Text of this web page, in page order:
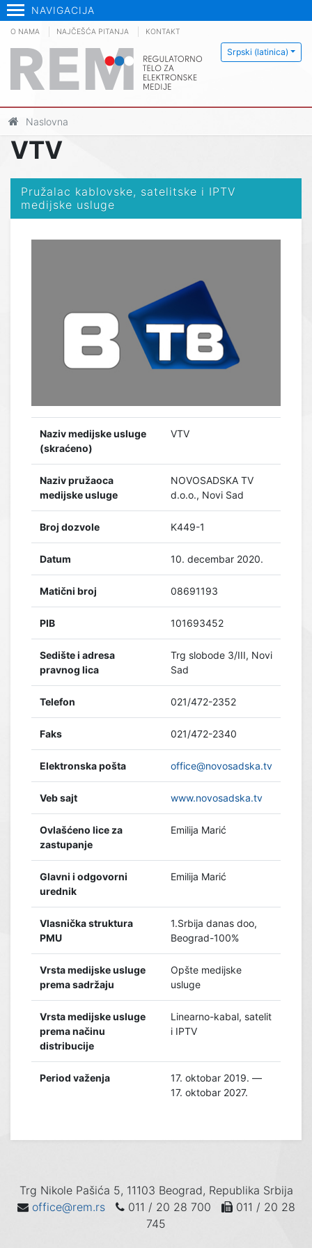
NAVIGACIJA
Srpski (latinica)
O NAMA NAJČEŠĆA PITANJA KONTAKT
Naslovna
VTV
Pružalac kablovske, satelitske i IPTV
medijske usluge
Naziv medijske usluge
(skraćeno)
VTV
Naziv pružaoca
medijske usluge
NOVOSADSKA TV
d.o.o., Novi Sad
Broj dozvole K449-1
Datum 10. decembar 2020.
Matični broj 08691193
PIB 101693452
Sedište i adresa
pravnog lica
Trg slobode 3/III, Novi
Sad
Telefon 021/472-2352
Faks 021/472-2340
Elektronska pošta office@novosadska.tv
Veb sajt www.novosadska.tv
Ovlašćeno lice za
zastupanje
Emilija Marić
Glavni i odgovorni
urednik
Emilija Marić
Vlasnička struktura
PMU
1.Srbija danas doo,
Beograd-100%
Vrsta medijske usluge
prema sadržaju
Opšte medijske
usluge
Vrsta medijske usluge
prema načinu
distribucije
Linearno-kabal, satelit
i IPTV
Period važenja
17. oktobar 2019. —
17. oktobar 2027.
Trg Nikole Pašića 5, 11103 Beograd, Republika Srbija
office@rem.rs
011 / 20 28 700
011 / 20 28
745